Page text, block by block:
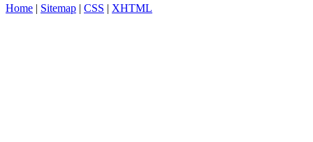
Home | Sitemap | CSS | XHTML